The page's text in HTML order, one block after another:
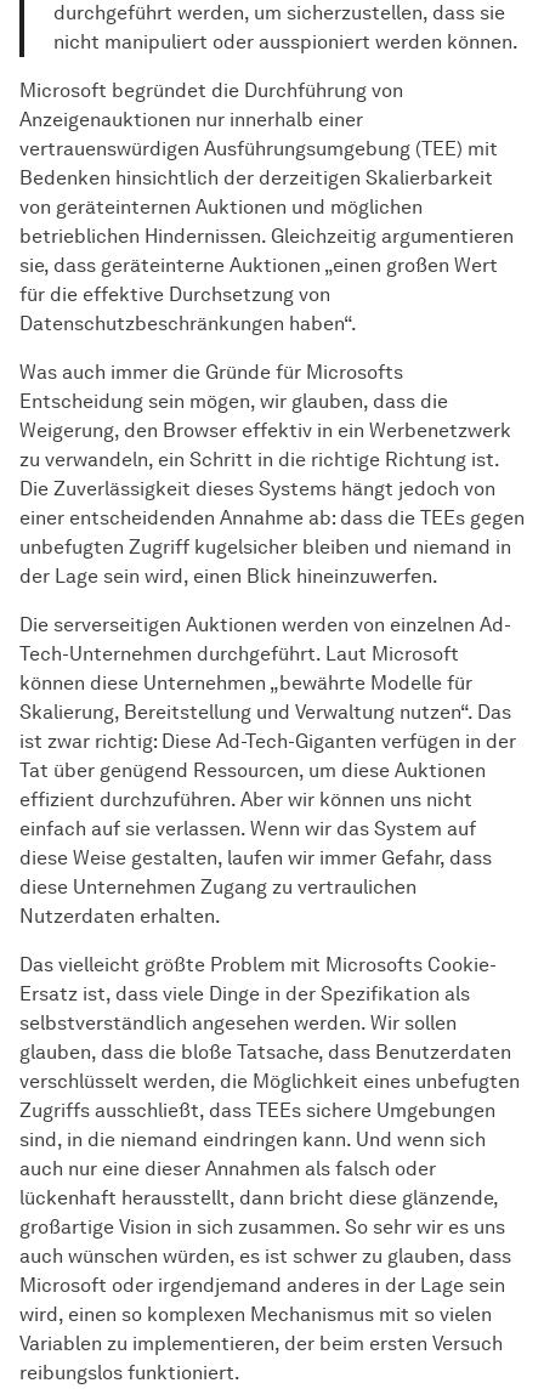
durchgeführt werden, um sicherzustellen, dass sie
nicht manipuliert oder ausspioniert werden können.
Microsoft begründet die Durchführung von
Anzeigenauktionen nur innerhalb einer
vertrauenswürdigen Ausführungsumgebung (TEE) mit
Bedenken hinsichtlich der derzeitigen Skalierbarkeit
von geräteinternen Auktionen und möglichen
betrieblichen Hindernissen. Gleichzeitig argumentieren
sie, dass geräteinterne Auktionen „einen großen Wert
für die effektive Durchsetzung von
Datenschutzbeschränkungen haben“.
Was auch immer die Gründe für Microsofts
Entscheidung sein mögen, wir glauben, dass die
Weigerung, den Browser effektiv in ein Werbenetzwerk
zu verwandeln, ein Schritt in die richtige Richtung ist.
Die Zuverlässigkeit dieses Systems hängt jedoch von
einer entscheidenden Annahme ab: dass die TEEs gegen
unbefugten Zugriff kugelsicher bleiben und niemand in
der Lage sein wird, einen Blick hineinzuwerfen.
Die serverseitigen Auktionen werden von einzelnen Ad-
Tech-Unternehmen durchgeführt. Laut Microsoft
können diese Unternehmen „bewährte Modelle für
Skalierung, Bereitstellung und Verwaltung nutzen“. Das
ist zwar richtig: Diese Ad-Tech-Giganten verfügen in der
Tat über genügend Ressourcen, um diese Auktionen
effizient durchzuführen. Aber wir können uns nicht
einfach auf sie verlassen. Wenn wir das System auf
diese Weise gestalten, laufen wir immer Gefahr, dass
diese Unternehmen Zugang zu vertraulichen
Nutzerdaten erhalten.
Das vielleicht größte Problem mit Microsofts Cookie-
Ersatz ist, dass viele Dinge in der Spezifikation als
selbstverständlich angesehen werden. Wir sollen
glauben, dass die bloße Tatsache, dass Benutzerdaten
verschlüsselt werden, die Möglichkeit eines unbefugten
Zugriffs ausschließt, dass TEEs sichere Umgebungen
sind, in die niemand eindringen kann. Und wenn sich
auch nur eine dieser Annahmen als falsch oder
lückenhaft herausstellt, dann bricht diese glänzende,
großartige Vision in sich zusammen. So sehr wir es uns
auch wünschen würden, es ist schwer zu glauben, dass
Microsoft oder irgendjemand anderes in der Lage sein
wird, einen so komplexen Mechanismus mit so vielen
Variablen zu implementieren, der beim ersten Versuch
reibungslos funktioniert.